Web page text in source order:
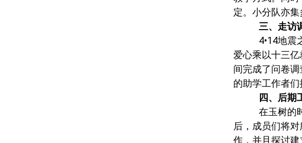
定。小分队亦
三、走访
4•14地震
爱心乘以十三
间完成了问卷
的助学工作者们
四、后期
在玉树的
后，成员们将
作，并且探讨